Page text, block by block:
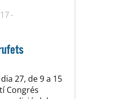
27, de 9 a 15
Congrés